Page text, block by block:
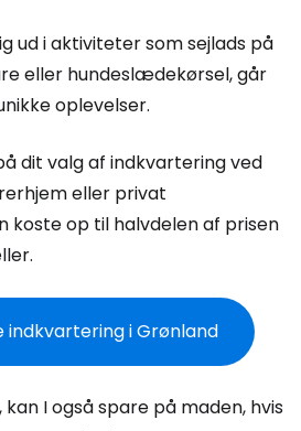
ud i aktiviteter som sejlads på
eller hundeslædekørsel, går
oplevelser.
dit valg af indkvartering ved
eller privat
koste op til halvdelen af prisen
indkvartering i Grønland
kan I også spare på maden, hvis